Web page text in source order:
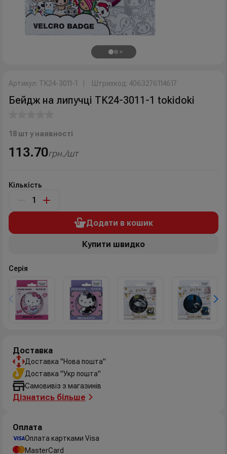
Артикул: TK24-3011-1 Штрихкод: 4063276114617
Бейдж на липучці TK24-3011-1 tokidoki
18 шт у наявності
113.70грн./шт
Кількість
Додати в кошик
Купити швидко
Серія
Доставка
Доставка "Нова пошта"
Доставка "Укр пошта"
Самовивіз з магазинів
Дізнатись більше
Оплата
Оплата картками Visa
MasterCard